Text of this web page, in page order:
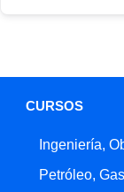
CURSOS
Ingeniería,
Petróleo,